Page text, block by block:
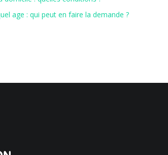
age : qui peut en faire la demande ?